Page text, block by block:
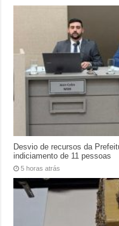
Desvio de recursos da
indiciamento de 11 pessoas
5 horas atrás